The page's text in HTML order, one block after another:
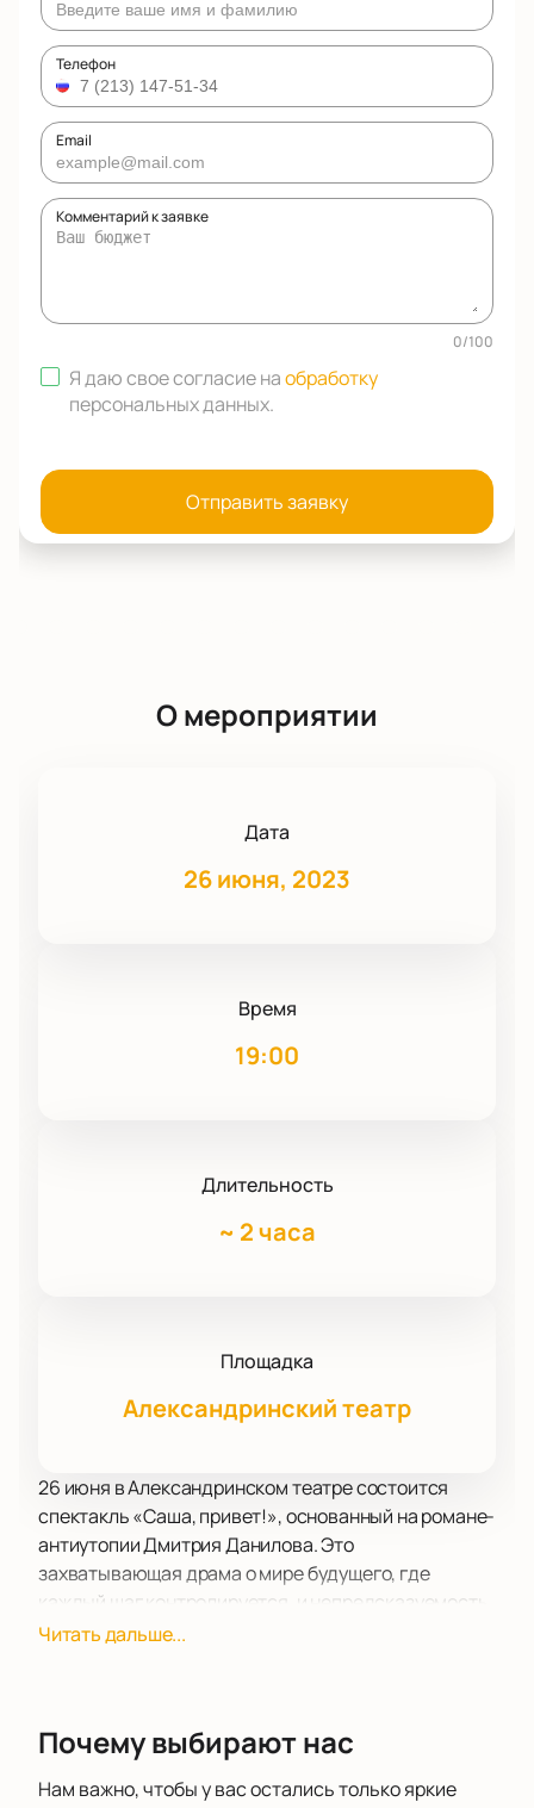
Телефон
Email
Комментарий к заявке
0/100
Я даю свое согласие наобработку
персональных данных.
Отправить заявку
О мероприятии
Дата
26 июня, 2023
Время
19:00
Длительность
~ 2 часа
Площадка
Александринский театр
26 июня в Александринском театре состоится
спектакль «Саша, привет!», основанный на романе-
антиутопии Дмитрия Данилова. Это
захватывающая драма о мире будущего, где
каждый шаг контролируется, и непредсказуемость
становится роскошью. Главный герой Сережа,
непредсказуемо в преступников, осуществляя
Режиссер спектакля, лауреат премии «Золотой
Читать дальше...
Почему выбирают нас
Нам важно, чтобы у вас остались только яркие